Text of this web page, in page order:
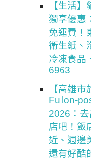
【生活
獨享優惠
免運費！
衛生紙、
冷凍食品
6963
【高雄
Fullon-
2026：
店吧！飯
近、週邊
還有好酷